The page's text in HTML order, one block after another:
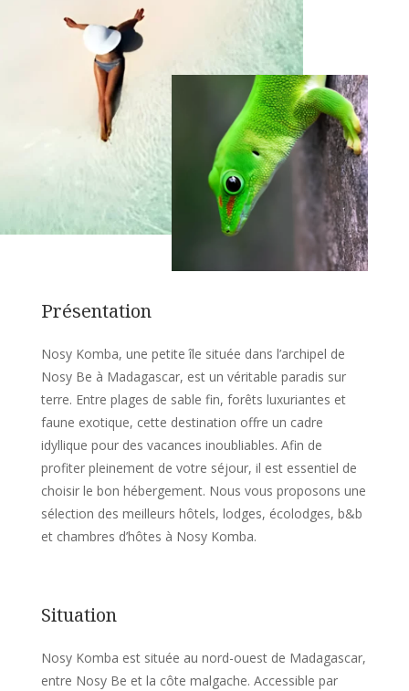
Présentation
Nosy Komba, une petite île située dans l’archipel de
Nosy Be à Madagascar, est un véritable paradis sur
terre. Entre plages de sable fin, forêts luxuriantes et
faune exotique, cette destination offre un cadre
idyllique pour des vacances inoubliables. Afin de
profiter pleinement de votre séjour, il est essentiel de
choisir le bon hébergement. Nous vous proposons une
sélection des meilleurs hôtels, lodges, écolodges, b&b
et chambres d’hôtes à Nosy Komba.
Situation
Nosy Komba est située au nord-ouest de Madagascar,
entre Nosy Be et la côte malgache. Accessible par